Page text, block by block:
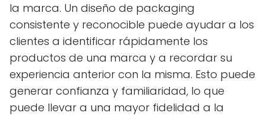
la marca. Un diseño de packaging
consistente y reconocible puede ayudar a los
clientes a identificar rápidamente los
productos de una marca y a recordar su
experiencia anterior con la misma. Esto puede
generar confianza y familiaridad, lo que
puede llevar a una mayor fidelidad a la